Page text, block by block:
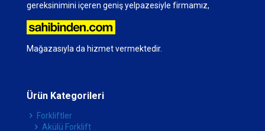
gereksinimini içeren geniş yelpazesiyle firmamız,
Mağazasıyla da hizmet vermektedir.
Ürün Kategorileri
Forkliftler
Akülü Forklift